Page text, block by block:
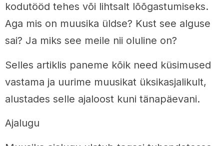
kodutööd tehes või lihtsalt lõõgastumiseks.
Aga mis on muusika üldse? Kust see alguse
sai? Ja miks see meile nii oluline on?
Selles artiklis paneme kõik need küsimused
vastama ja uurime muusikat üksikasjalikult,
alustades selle ajaloost kuni tänapäevani.
Ajalugu